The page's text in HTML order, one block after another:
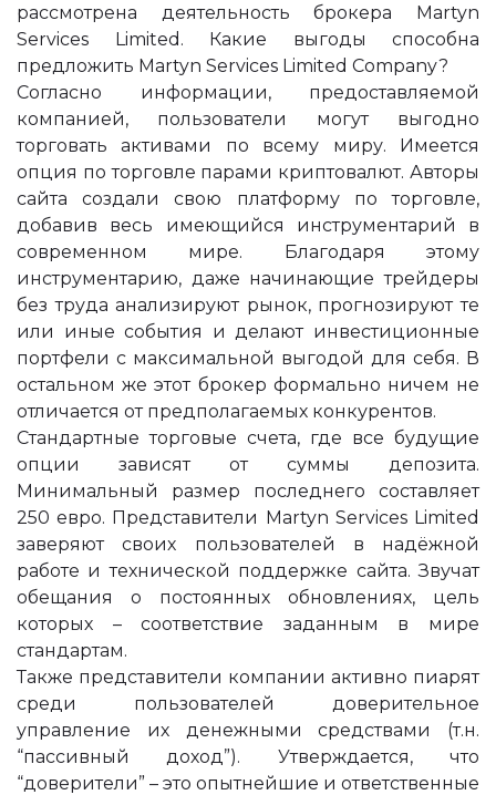
рассмотрена деятельность брокера Martyn
Services Limited. Какие выгоды способна
предложить Martyn Services Limited Company?
Согласно информации, предоставляемой
компанией, пользователи могут выгодно
торговать активами по всему миру. Имеется
опция по торговле парами криптовалют. Авторы
сайта создали свою платформу по торговле,
добавив весь имеющийся инструментарий в
современном мире. Благодаря этому
инструментарию, даже начинающие трейдеры
без труда анализируют рынок, прогнозируют те
или иные события и делают инвестиционные
портфели с максимальной выгодой для себя. В
остальном же этот брокер формально ничем не
отличается от предполагаемых конкурентов.
Стандартные торговые счета, где все будущие
опции зависят от суммы депозита.
Минимальный размер последнего составляет
250 евро. Представители Martyn Services Limited
заверяют своих пользователей в надёжной
работе и технической поддержке сайта. Звучат
обещания о постоянных обновлениях, цель
которых – соответствие заданным в мире
стандартам.
Также представители компании активно пиарят
среди пользователей доверительное
управление их денежными средствами (т.н.
“пассивный доход”). Утверждается, что
“доверители” – это опытнейшие и ответственные